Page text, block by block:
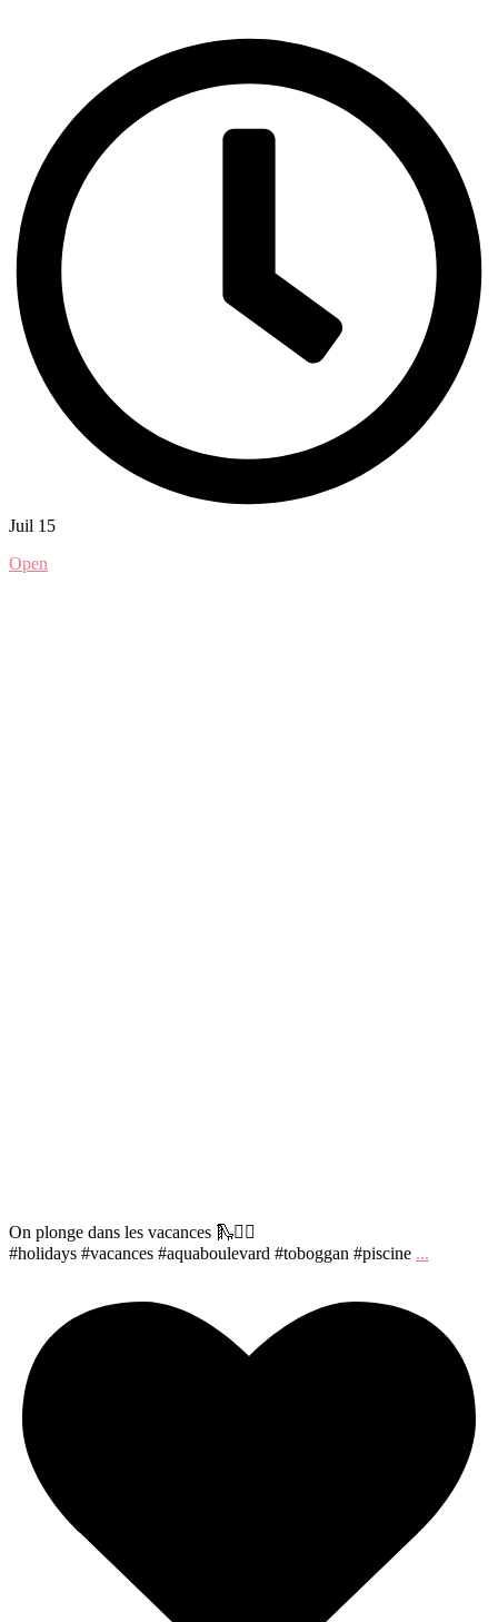
Juil 15
Open
On plonge dans les vacances 🛝🏊‍♀️
#holidays #vacances #aquaboulevard #toboggan #piscine ...